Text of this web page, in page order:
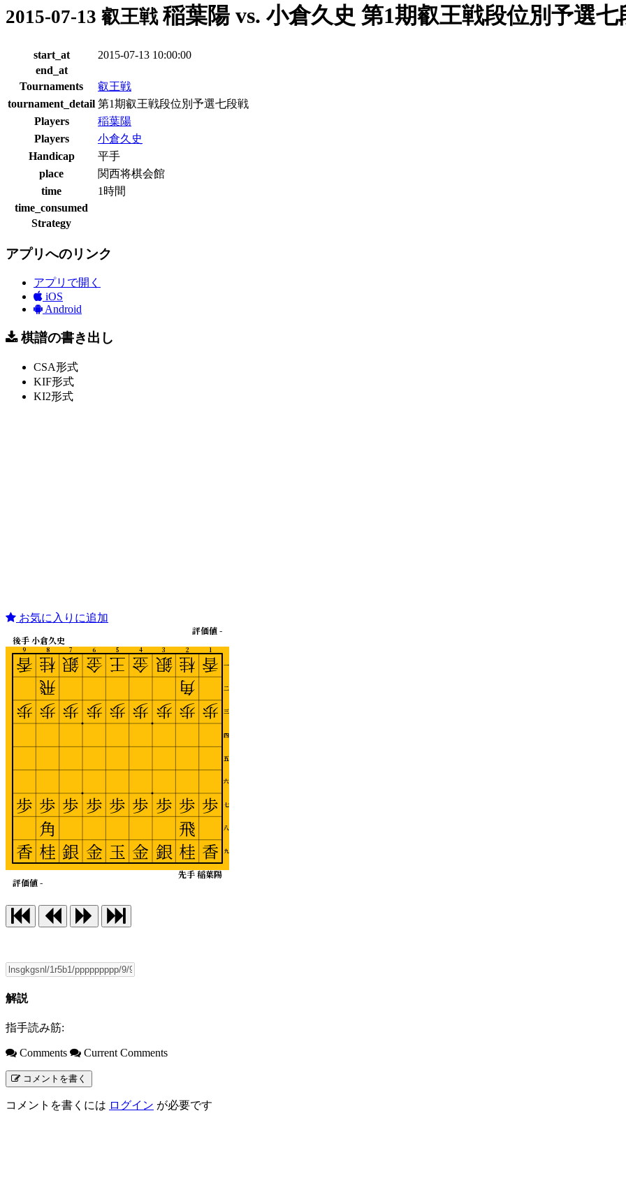
2015-07-13 叡王戦 稲葉陽 vs. 小倉久史 第1期叡王戦段位別予選七
start_at
2015-07-13 10:00:00
end_at
Tournaments
叡王戦
tournament_detail 第1期叡王戦段位別予選七段戦
Players
稲葉陽
Players
小倉久史
Handicap
平手
place
関西将棋会館
time
1時間
time_consumed
Strategy
アプリへのリンク
アプリで開く
iOS
Android
棋譜の書き出し
CSA形式
KIF形式
KI2形式
お気に入りに追加
1
2
3
4
5
6
7
8
9
一
二
三
四
五
六
七
八
九
先手 稲葉陽
後手 小倉久史
評価値 -
評価値 -
香
歩
歩
香
桂
角
歩
歩
飛
桂
銀
歩
歩
銀
金
歩
歩
金
王
歩
歩
玉
金
歩
歩
金
銀
歩
歩
銀
桂
飛
歩
歩
角
桂
香
歩
歩
香
解説
指手読み筋:
Comments Current Comments
コメントを書く
コメントを書くには ログイン が必要です